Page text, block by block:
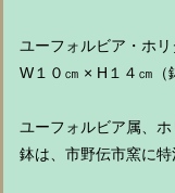
ユーフォルビア・ホリ
W１０㎝ × H１４㎝（
ユーフォルビア属、ホ
鉢は、市野伝市窯に特